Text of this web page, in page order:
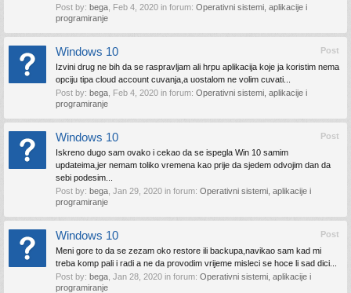
Post by: bega Feb 4, 2020 in forum: Operativni sistemi, aplikacije i
programiranje
Post
Windows 10
Izvini drug ne bih da se raspravljam ali hrpu aplikacija koje ja koristim nema
opciju tipa cloud account cuvanja,a uostalom ne volim cuvati...
Post by: bega Feb 4, 2020 in forum: Operativni sistemi, aplikacije i
programiranje
Post
Windows 10
Iskreno dugo sam ovako i cekao da se ispegla Win 10 samim
updateima,jer nemam toliko vremena kao prije da sjedem odvojim dan da
sebi podesim...
Post by: bega Jan 29, 2020 in forum: Operativni sistemi, aplikacije i
programiranje
Post
Windows 10
Meni gore to da se zezam oko restore ili backupa,navikao sam kad mi
treba komp pali i radi a ne da provodim vrijeme misleci se hoce li sad dici...
Post by: bega Jan 28, 2020 in forum: Operativni sistemi, aplikacije i
programiranje